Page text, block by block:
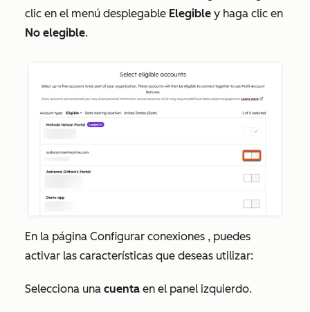
clic en el menú desplegable Elegible y haga clic en
No elegible.
En la página Configurar conexiones , puedes
activar las características que deseas utilizar:
Selecciona una cuenta en el panel izquierdo.